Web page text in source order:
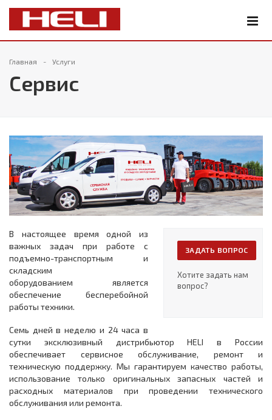
Главная Услуги
Сервис
ЗАДАТЬ ВОПРОС
Хотите задать нам
вопрос?
В настоящее время одной из
важных задач при работе с
подъемно-транспортным и
складским
оборудованием является
обеспечение бесперебойной
работы техники.
Семь дней в неделю и 24 часа в
сутки эксклюзивный дистрибьютор HELI в России
обеспечивает сервисное обслуживание, ремонт и
техническую поддержку. Мы гарантируем качество работы,
использование только оригинальных запасных частей и
расходных материалов при проведении технического
обслуживания или ремонта.